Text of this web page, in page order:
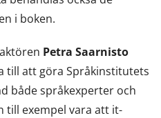
i boken.
Petra Saarnisto
till att göra Språkinstitutets
både språkexperter och
till exempel vara att it-